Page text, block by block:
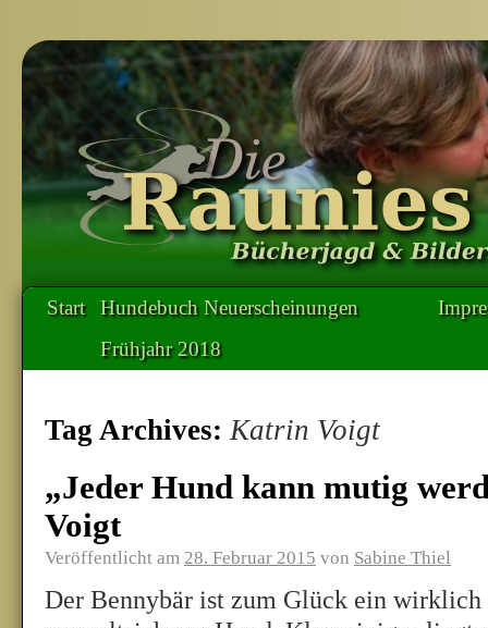
Start
Hundebuch Neuerscheinungen
Frühjahr 2018
Tag Archives:Katrin Voigt
„Jeder Hund kann mutig
Voigt
Veröffentlicht am 28. Februar 2015 von Sabine Thiel
Der Bennybär ist zum Glück ein wirklich